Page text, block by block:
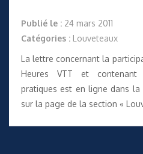
Publié le : 24 mars 2011
Catégories : Louveteaux
Lalettre concernant la
Heures VTT et
pratiques est en ligne dans
sur la page de la section «